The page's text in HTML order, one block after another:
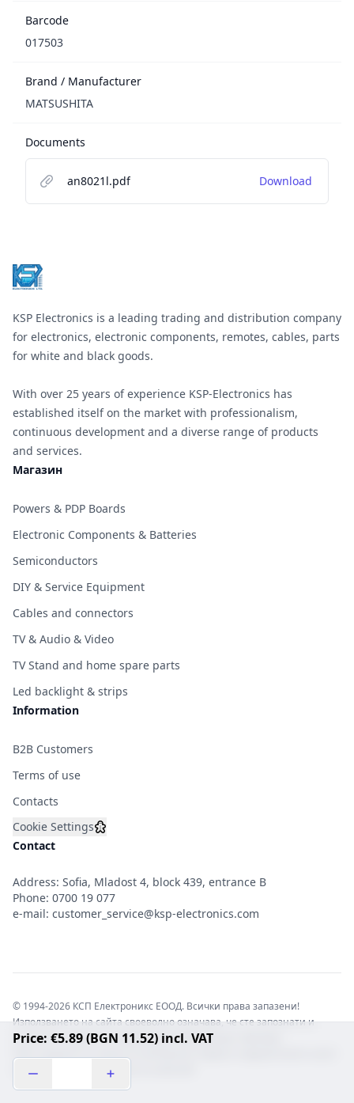
Price: €5.89 (BGN 11.52) incl. VAT
Barcode
017503
Brand / Manufacturer
MATSUSHITA
Documents
an8021l.pdf Download
KSP Electronics is a leading trading and distribution company
for electronics, electronic components, remotes, cables, parts
for white and black goods.
With over 25 years of experience KSP-Electronics has
established itself on the market with professionalism,
continuous development and a diverse range of products
and services.
Магазин
Powers & PDP Boards
Electronic Components & Batteries
Semiconductors
DIY & Service Equipment
Cables and connectors
TV & Audio & Video
TV Stand and home spare parts
Led backlight & strips
Information
B2B Customers
Terms of use
Contacts
Cookie Settings
Contact
Address: Sofia, Mladost 4, block 439, entrance B
Phone: 0700 19 077
e-mail: customer_service@ksp-electronics.com
© 1994-2026 КСП Електроникс ЕООД. Всички права запазени!
Използването на сайта своеволно означава, че сте запознати и
съгласни с правната информация обвързваща софтуера.
отговорност с цялата сила на закона!b